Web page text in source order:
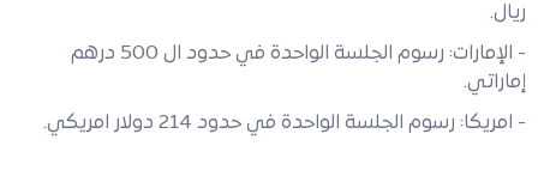
ريال.
- الإمارات: رسوم الجلسة الواحدة في حدود ال 500 درهم
إماراتي.
- امريكا: رسوم الجلسة الواحدة في حدود 214 دولار امريكي.